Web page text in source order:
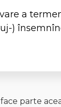
a
)
parte